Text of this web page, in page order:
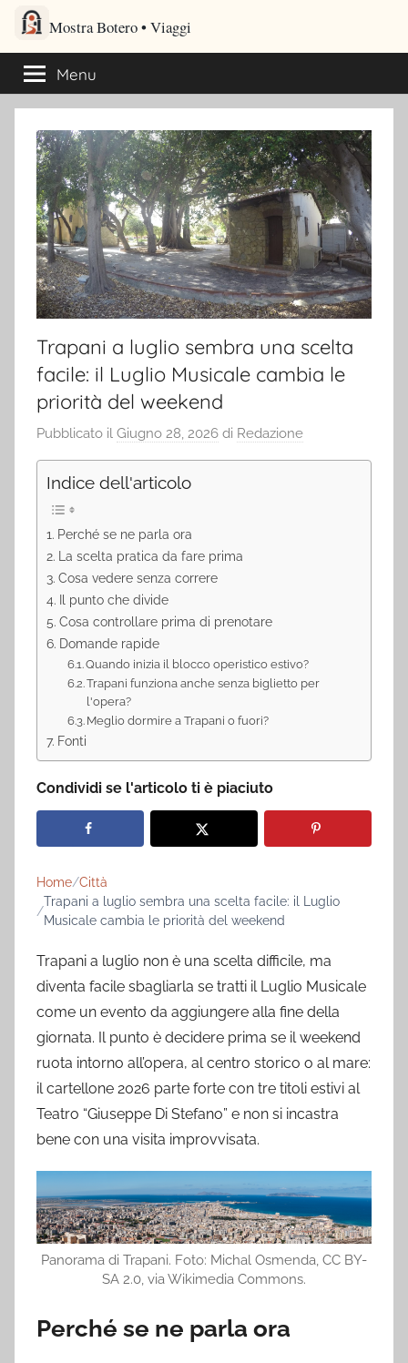
Salta
contenuto
Mostra Botero – Viaggi
Viaggi culturali e itinerari turistici per gli amanti dei viaggi
Menu
Trapani a luglio sembra una scelta
facile: il Luglio Musicale cambia le
priorità del weekend
Pubblicato il Giugno 28, 2026 di Redazione
Indice dell'articolo
Perché se ne parla ora
La scelta pratica da fare prima
Cosa vedere senza correre
Il punto che divide
Cosa controllare prima di prenotare
Domande rapide
Quando inizia il blocco operistico estivo?
Trapani funziona anche senza biglietto per
l'opera?
Meglio dormire a Trapani o fuori?
Fonti
Condividi se l'articolo ti è piaciuto
Home Città
Trapani a luglio sembra una scelta facile: il Luglio
Musicale cambia le priorità del weekend
Trapani a luglio non è una scelta difficile, ma
diventa facile sbagliarla se tratti il Luglio Musicale
come un evento da aggiungere alla fine della
giornata. Il punto è decidere prima se il weekend
ruota intorno all’opera, al centro storico o al mare:
il cartellone 2026 parte forte con tre titoli estivi al
Teatro “Giuseppe Di Stefano” e non si incastra
bene con una visita improvvisata.
Panorama di Trapani. Foto: Michal Osmenda, CC BY-
SA 2.0, via Wikimedia Commons.
Perché se ne parla ora